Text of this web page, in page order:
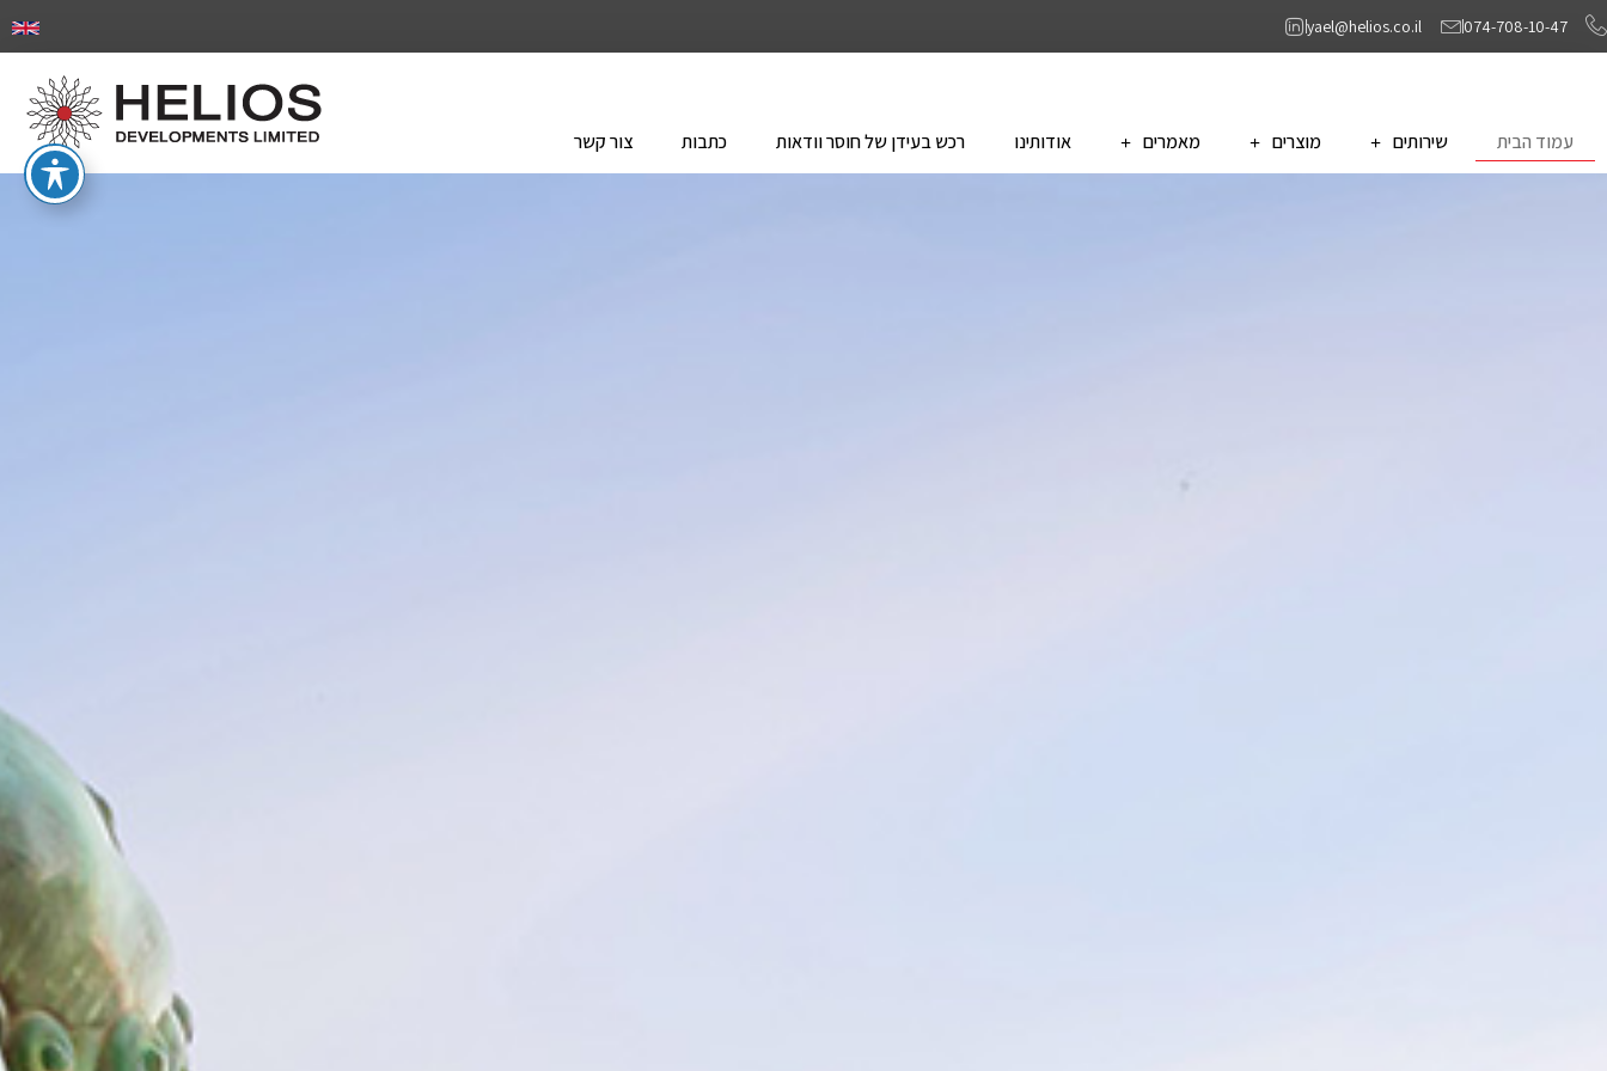
074-708-10-47
yael@helios.co.il
עמוד הבית שירותים מוצרים מאמרים אודותינו רכש בעידן של חוסר וודאות כתבות צור קשר